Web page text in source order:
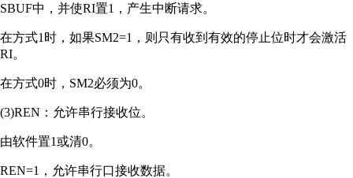
SBUF中，并使RI置1，产生中断请求。
在方式1时，如果SM2=1，则只有收到有效的停止位时才会激活
RI。
在方式0时，SM2必须为0。
(3)REN：允许串行接收位。
由软件置1或清0。
REN=1，允许串行口接收数据。